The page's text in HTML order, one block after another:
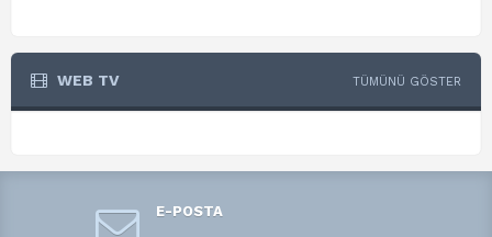
WEB TV TÜMÜNÜ GÖSTER
E-POSTA